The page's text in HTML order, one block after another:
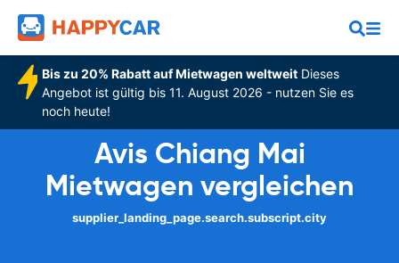
Bis zu 20% Rabatt auf Mietwagen weltweitDieses
Angebot ist gültig bis 11. August 2026 - nutzen Sie es
noch heute!
Avis Chiang Mai
Mietwagen vergleichen
supplier_landing_page.search.subscript.city